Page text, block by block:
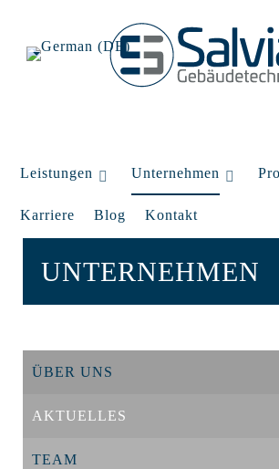
Leistungen Unternehmen
Karriere Blog Kontakt
UNTERNEHMEN
ÜBER UNS
AKTUELLES
TEAM